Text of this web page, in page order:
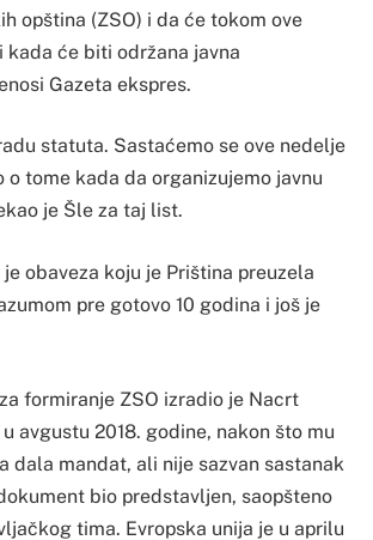
opština (ZSO) i da će tokom ove
će biti održana javna
Gazeta ekspres.
statuta. Sastaćemo se ove nedelje
o tome kada da organizujemo javnu
je Šle za taj list.
obaveza koju je Priština preuzela
pre gotovo 10 godina i još je
formiranje ZSO izradio je Nacrt
avgustu 2018. godine, nakon što mu
dala mandat, ali nije sazvan sastanak
bio predstavljen, saopšteno
tima. Evropska unija je u aprilu